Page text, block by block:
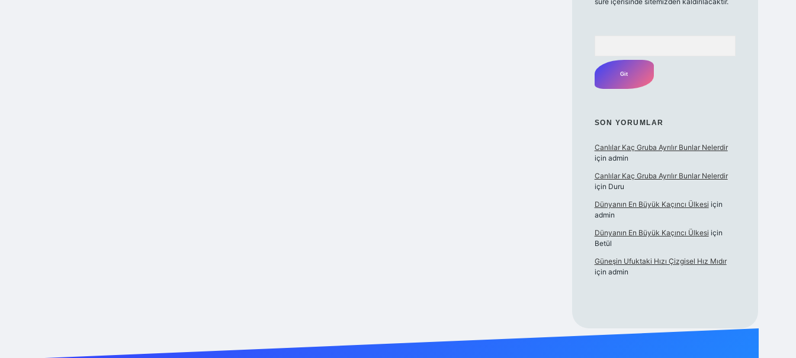
SON YORUMLAR
Canlılar Kaç Gruba Ayrılır Bunlar Nelerdir
için admin
Canlılar Kaç Gruba Ayrılır Bunlar Nelerdir
için Duru
Dünyanın En Büyük Kaçıncı Ülkesi için
admin
Dünyanın En Büyük Kaçıncı Ülkesi için
Betül
Güneşin Ufuktaki Hızı Çizgisel Hız Mıdır
için admin